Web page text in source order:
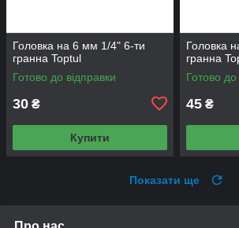
Головка на 6 мм 1/4" 6-ти
гранна Toptul
Готово до відправки
30 ₴
Купити
Головка
гранна
Готово до
45 ₴
Показати ще